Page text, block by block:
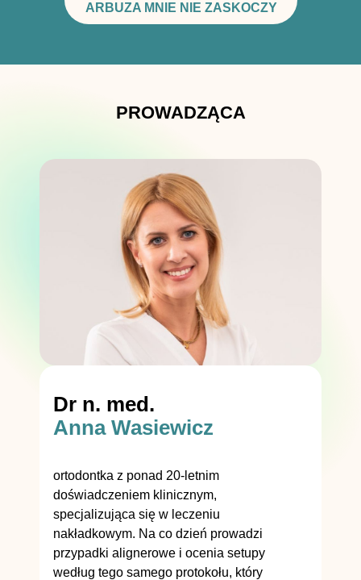
ARBUZA MNIE NIE ZASKOCZY
ortodontka z ponad 20-letnim
doświadczeniem klinicznym,
specjalizująca się w leczeniu
nakładkowym. Na co dzień prowadzi
przypadki alignerowe i ocenia setupy
według tego samego protokołu, który
Dr n. med.
Anna Wasiewicz
PROWADZĄCA